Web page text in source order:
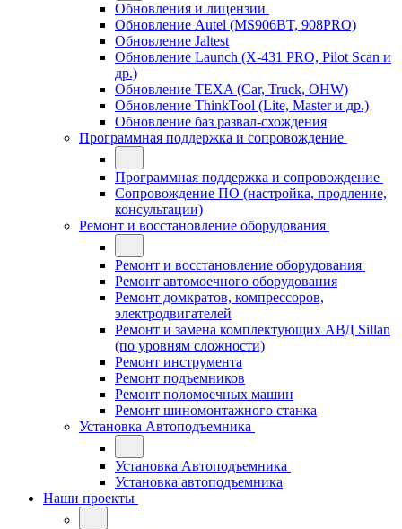
Обновления и лицензии
Обновление Autel (MS906BT, 908PRO)
Обновление Jaltest
Обновление Launch (X-431 PRO, Pilot Scan и
др.)
Обновление TEXA (Car, Truck, OHW)
Обновление ThinkTool (Lite, Master и др.)
Обновление баз развал-схождения
Программная поддержка и сопровождение
Программная поддержка и сопровождение
Сопровождение ПО (настройка, продление,
консультации)
Ремонт и восстановление оборудования
Ремонт и восстановление оборудования
Ремонт автомоечного оборудования
Ремонт домкратов, компрессоров,
электродвигателей
Ремонт и замена комплектующих АВД Sillan
(по уровням сложности)
Ремонт инструмента
Ремонт подъемников
Ремонт поломоечных машин
Ремонт шиномонтажного станка
Установка Автоподъемника
Установка Автоподъемника
Установка автоподъемника
Наши проекты